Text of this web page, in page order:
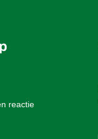
reactie